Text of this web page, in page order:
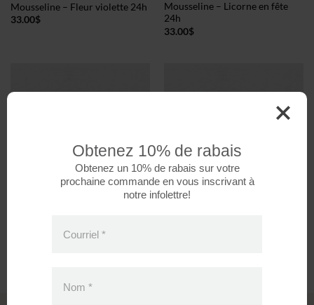
Mousseline – Fleur violette 24h
33.00$
Mousseline – Licorne en fête
24h
33.00$
Obtenez 10% de rabais
Obtenez un 10% de rabais sur votre
prochaine commande en vous inscrivant à
notre infolettre!
Courriel *
Nom *